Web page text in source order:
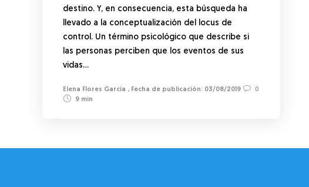
destino. Y, en consecuencia, esta búsqueda ha
llevado a la conceptualización del locus de
control. Un término psicológico que describe si
las personas perciben que los eventos de sus
vidas…
Elena Flores García , 03/08/2019
0
9 min